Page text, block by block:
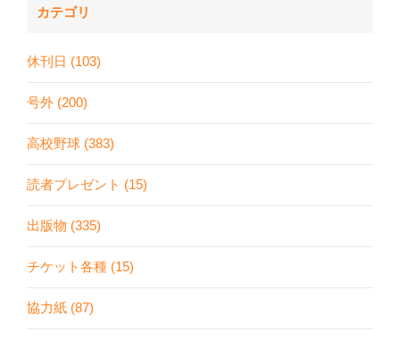
カテゴリ
休刊日 (103)
号外 (200)
高校野球 (383)
読者プレゼント (15)
出版物 (335)
チケット各種 (15)
協力紙 (87)